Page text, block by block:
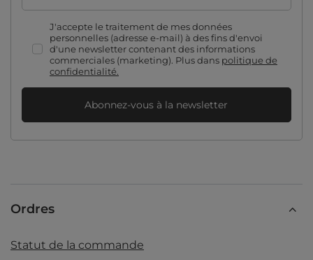
J'accepte le traitement de mes données
personnelles (adresse e-mail) à des fins d'envoi
d'une newsletter contenant des informations
commerciales (marketing). Plus dans politique de
confidentialité.
Abonnez-vous à la newsletter
Ordres
Statut de la commande